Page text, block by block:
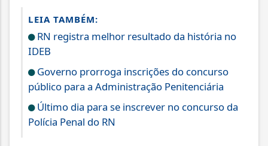
LEIA TAMBÉM:
RN registra melhor resultado da história no
IDEB
Governo prorroga inscrições do concurso
público para a Administração Penitenciária
Último dia para se inscrever no concurso da
Polícia Penal do RN